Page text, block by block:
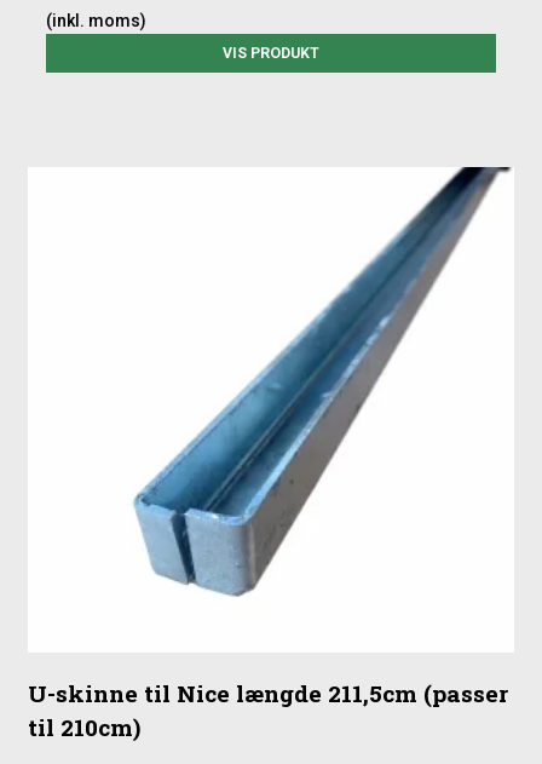
(inkl. moms)
VIS PRODUKT
U-skinne til Nice længde 211,5cm (passer
til 210cm)